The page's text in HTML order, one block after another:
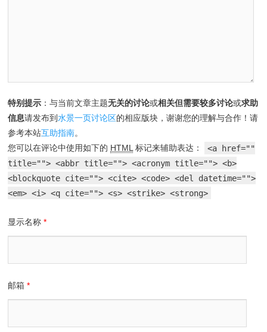
特别提示 ：与当前文章主题无关的讨论或相关但需要较多讨论或求助
信息请发布到水景一页讨论区的相应版块，谢谢您的理解与合作！请
参考本站互助指南。
您可以在评论中使用如下的 HTML标记来辅助表达：
<a href=""
title=""> <abbr title=""> <acronym title=""> <b>
<blockquote cite=""> <cite> <code> <del datetime="">
<em> <i> <q cite=""> <s> <strike> <strong>
显示名称*
邮箱*